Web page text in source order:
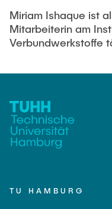
Miriam Ishaque ist
Mitarbeiterin am
Verbundwerkstoffe
TU HAMBURG